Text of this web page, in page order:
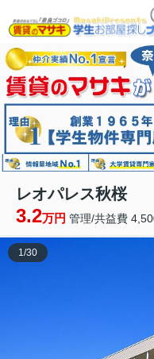
レオパレス秋桜
3.2万円 管理/共益費
1/30